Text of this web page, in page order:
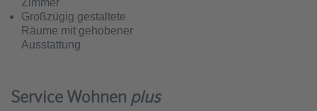
Zimmer
Großzügig gestaltete
Räume mit gehobener
Ausstattung
Service Wohnen plus